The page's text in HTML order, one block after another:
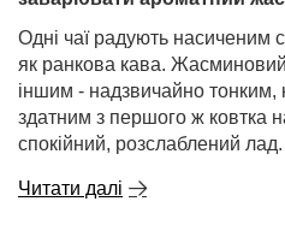
Одні чаї радують насиченим
як ранкова кава. Жасминовий
іншим - надзвичайно тонким,
здатним з першого ж ковтка
спокійний, розслаблений лад.
Читати далі